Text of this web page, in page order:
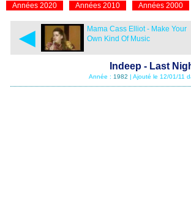
Années 2020
Années 2010 Années 2000
◄
Mama Cass Elliot - Make Your
Own Kind Of Music
Indeep - Last
Année : 1982 | Ajouté le 12/01/11